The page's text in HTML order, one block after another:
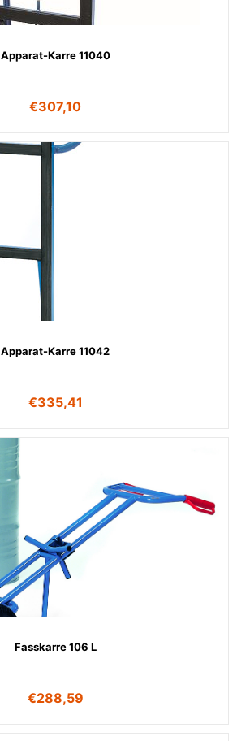
Apparat-Karre 11040
€307,10
Apparat-Karre 11042
€335,41
Fasskarre 106 L
€288,59